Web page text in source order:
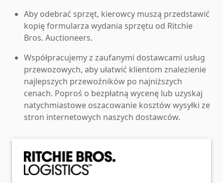
Aby odebrać sprzęt, kierowcy muszą przedstawić
kopię formularza wydania sprzętu od Ritchie
Bros. Auctioneers.
Współpracujemy z zaufanymi dostawcami usług
przewozowych, aby ułatwić klientom znalezienie
najlepszych przewoźników po najniższych
cenach. Poproś o bezpłatną wycenę lub uzyskaj
natychmiastowe oszacowanie kosztów wysyłki ze
stron internetowych naszych dostawców.